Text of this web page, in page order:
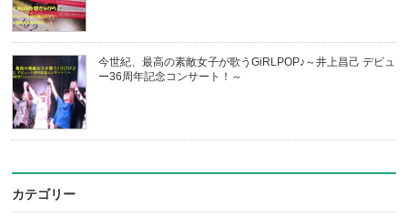
今世紀、最高の素敵女子が歌うGiRLPOP♪～井上昌己 デビュ
ー36周年記念コンサート！～
カテゴリー